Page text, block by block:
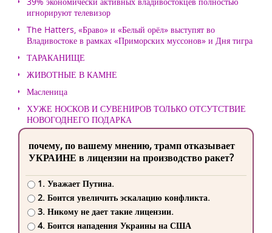
игнорируют телевизор
The Hatters, «Браво» и «Белый орёл» выступят во
Владивостоке в рамках «Приморских муссонов» и Дня тигра
ТАРАКАНИЩЕ
ЖИВОТНЫЕ В КАМНЕ
Масленица
ХУЖЕ НОСКОВ И СУВЕНИРОВ ТОЛЬКО ОТСУТСТВИЕ
НОВОГОДНЕГО ПОДАРКА
почему, по вашему мнению, трамп отказывает
УКРАИНЕ в лицензии на производство ракет?
1. Уважает Путина.
2. Боится увеличить эскалацию конфликта.
3. Никому не дает такие лицензии.
4. Боится нападения Украины на США